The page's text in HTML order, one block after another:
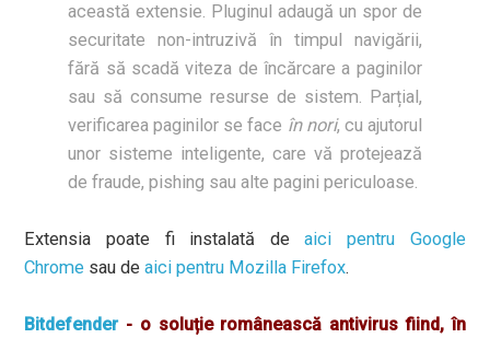
această extensie. Pluginul adaugă un spor de
securitate non-intruzivă în timpul navigării,
fără să scadă viteza de încărcare a paginilor
sau să consume resurse de sistem. Parțial,
verificarea paginilor se face în nori, cu ajutorul
unor sisteme inteligente, care vă protejează
de fraude, pishing sau alte pagini periculoase.
Extensia poate fi instalată deaici pentru Google
Chrome sau deaici pentru Mozilla Firefox.
Bitdefender- o soluție românească antivirus fiind, în